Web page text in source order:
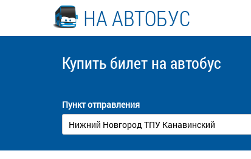
НА АВТОБУС
Купить билет на автобус
Пункт отправления